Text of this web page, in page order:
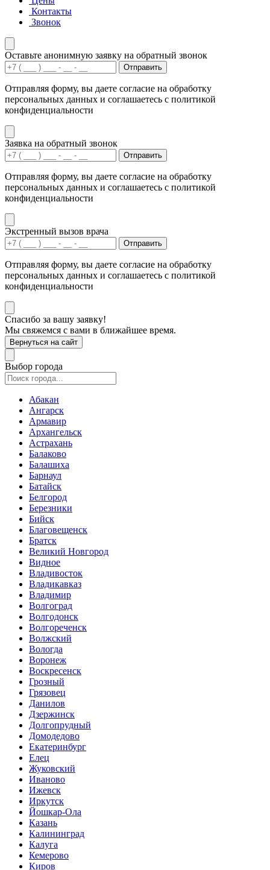
Контакты
Звонок
Оставьте анонимную заявку на обратный звонок
Отправить
Отправляя форму, вы даете согласие на обработку
персональных данных и соглашаетесь с политикой
конфиденциальности
Заявка на обратный звонок
Отправить
Отправляя форму, вы даете согласие на обработку
персональных данных и соглашаетесь с политикой
конфиденциальности
Экстренный вызов врача
Отправить
Отправляя форму, вы даете согласие на обработку
персональных данных и соглашаетесь с политикой
конфиденциальности
Спасибо за вашу заявку!
Мы свяжемся с вами в ближайшее время.
Вернуться на сайт
Выбор города
Абакан
Ангарск
Армавир
Архангельск
Астрахань
Балаково
Балашиха
Барнаул
Батайск
Белгород
Березники
Бийск
Благовещенск
Братск
Великий Новгород
Видное
Владивосток
Владикавказ
Владимир
Волгоград
Волгодонск
Волгореченск
Волжский
Вологда
Воронеж
Воскресенск
Грозный
Грязовец
Данилов
Дзержинск
Долгопрудный
Домодедово
Екатеринбург
Елец
Жуковский
Иваново
Ижевск
Иркутск
Йошкар-Ола
Казань
Калининград
Калуга
Кемерово
Киров